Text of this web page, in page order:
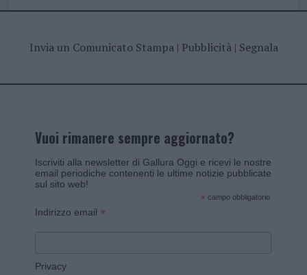
Invia un Comunicato Stampa| Pubblicità| Segnala
Vuoi rimanere sempre aggiornato?
Iscriviti alla newsletter di Gallura Oggi e ricevi le nostre
email periodiche contenenti le ultime notizie pubblicate
sul sito web!
* campo obbligatorio
Indirizzo email *
Privacy